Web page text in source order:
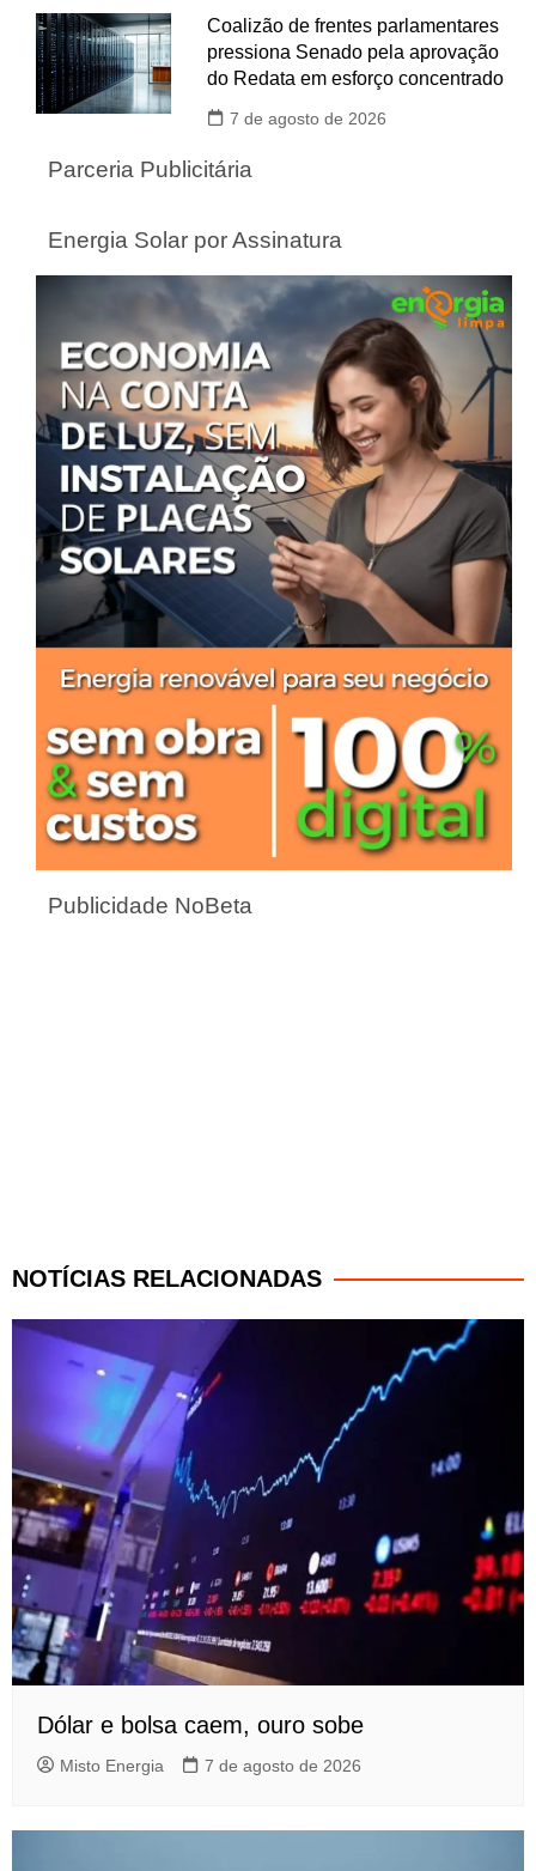
Coalizão de frentes parlamentares
pressiona Senado pela aprovação
do Redata em esforço concentrado
7 de agosto de 2026
Parceria Publicitária
Energia Solar por Assinatura
Publicidade NoBeta
NOTÍCIAS RELACIONADAS
Dólar e bolsa caem, ouro sobe
Misto Energia 7 de agosto de 2026